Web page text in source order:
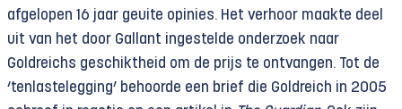
afgelopen 16 jaar geuite opinies. Het verhoor maakte deel
uit van het door Gallant ingestelde onderzoek naar
Goldreichs geschiktheid om de prijs te ontvangen. Tot de
‘tenlastelegging’ behoorde een brief die Goldreich in 2005